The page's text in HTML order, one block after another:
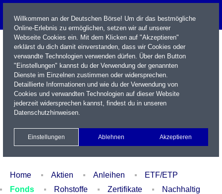
Name / WKN / ISIN / Kürzel
Xetra Realtime
Watchlist Portfolio Login
Home Aktien Anleihen
ETF/ETP
Fonds
Rohstoffe Zertifikate
Nachhaltig
Willkommen an der Deutschen Börse! Um dir das bestmögliche
Online-Erlebnis zu ermöglichen, setzen wir auf unserer
Webseite Cookies ein. Mit dem Klicken auf "Akzeptieren"
erklärst du dich damit einverstanden, dass wir Cookies oder
verwandte Technologien verwenden dürfen. Über den Button
"Einstellungen" kannst du der Verwendung der genannten
Dienste im Einzelnen zustimmen oder widersprechen.
Detaillierte Informationen und wie du der Verwendung von
Cookies und verwandten Technologien auf dieser Website
jederzeit widersprechen kannst, findest du in unseren
Datenschutzhinweisen.
Einstellungen Ablehnen Akzeptieren